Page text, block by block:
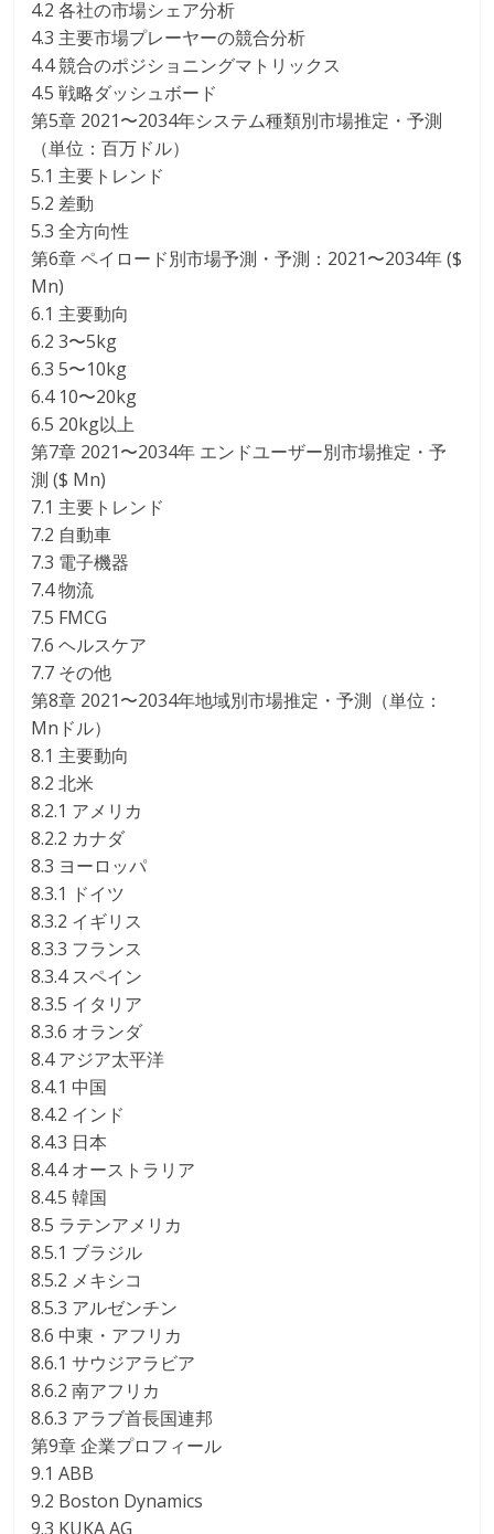
4.2 各社の市場シェア分析
4.3 主要市場プレーヤーの競合分析
4.4 競合のポジショニングマトリックス
4.5 戦略ダッシュボード
第5章 2021〜2034年システム種類別市場推定・予測
（単位：百万ドル）
5.1 主要トレンド
5.2 差動
5.3 全方向性
第6章 ペイロード別市場予測・予測：2021〜2034年 ($
Mn)
6.1 主要動向
6.2 3〜5kg
6.3 5〜10kg
6.4 10〜20kg
6.5 20kg以上
第7章 2021〜2034年 エンドユーザー別市場推定・予
測 ($ Mn)
7.1 主要トレンド
7.2 自動車
7.3 電子機器
7.4 物流
7.5 FMCG
7.6 ヘルスケア
7.7 その他
第8章 2021〜2034年地域別市場推定・予測（単位：
Mnドル）
8.1 主要動向
8.2 北米
8.2.1 アメリカ
8.2.2 カナダ
8.3 ヨーロッパ
8.3.1 ドイツ
8.3.2 イギリス
8.3.3 フランス
8.3.4 スペイン
8.3.5 イタリア
8.3.6 オランダ
8.4 アジア太平洋
8.4.1 中国
8.4.2 インド
8.4.3 日本
8.4.4 オーストラリア
8.4.5 韓国
8.5 ラテンアメリカ
8.5.1 ブラジル
8.5.2 メキシコ
8.5.3 アルゼンチン
8.6 中東・アフリカ
8.6.1 サウジアラビア
8.6.2 南アフリカ
8.6.3 アラブ首長国連邦
第9章 企業プロフィール
9.1 ABB
9.2 Boston Dynamics
9.3 KUKA AG